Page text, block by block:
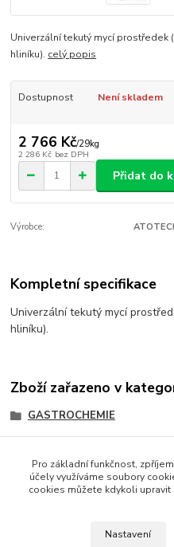
Univerzální tekutý mycí prostředek
hliníku). celý popis
Dostupnost Není skladem
2 766 Kč/29kg
2 286 Kč bez DPH
Přidat do
Výrobce:
Kompletní specifikace
Univerzální tekutý mycí
hliníku).
Zboží zařazeno v
GASTROCHEMIE
ATOTECH
vystavit kupujícímu účtenku.
Pro základní funkčnost,
účely využíváme soubory
cookies můžete kdykoli
Nastavení